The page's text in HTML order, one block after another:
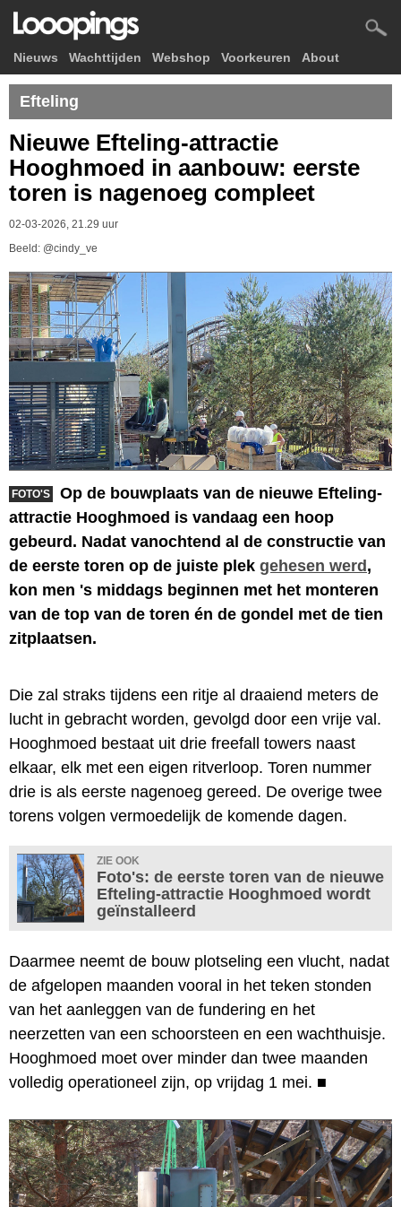
Nieuws Wachttijden Webshop Voorkeuren About
Efteling
Nieuwe Efteling-attractie
Hooghmoed in aanbouw: eerste
toren is nagenoeg compleet
02-03-2026, 21.29 uur
Beeld: @cindy_ve
FOTO'S
Op de bouwplaats van de nieuwe Efteling-
attractie Hooghmoed is vandaag een hoop
gebeurd. Nadat vanochtend al de constructie van
de eerste toren op de juiste plek gehesen werd,
kon men 's middags beginnen met het monteren
van de top van de toren én de gondel met de tien
zitplaatsen.
Die zal straks tijdens een ritje al draaiend meters de
lucht in gebracht worden, gevolgd door een vrije val.
Hooghmoed bestaat uit drie freefall towers naast
elkaar, elk met een eigen ritverloop. Toren nummer
drie is als eerste nagenoeg gereed. De overige twee
torens volgen vermoedelijk de komende dagen.
ZIE OOK
Foto's: de eerste toren van de nieuwe
Efteling-attractie Hooghmoed wordt
geïnstalleerd
Daarmee neemt de bouw plotseling een vlucht, nadat
de afgelopen maanden vooral in het teken stonden
van het aanleggen van de fundering en het
neerzetten van een schoorsteen en een wachthuisje.
Hooghmoed moet over minder dan twee maanden
volledig operationeel zijn, op vrijdag 1 mei. ■